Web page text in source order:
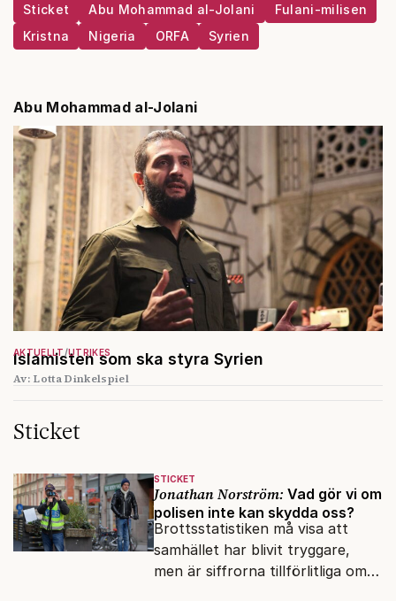
Sticket Abu Mohammad al-Jolani
Fulani-milisen
Kristna
Nigeria ORFA Syrien
Abu Mohammad al-Jolani
Islamisten som ska styra Syrien
AKTUELLT UTRIKES
Av: Lotta Dinkelspiel
Sticket
STICKET
Jonathan Norström: Vad gör vi om
polisen inte kan skydda oss?
Brottsstatistiken må visa att
samhället har blivit tryggare,
men är siffrorna tillförlitliga om